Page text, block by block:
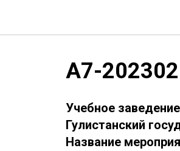
А7-
Учебное
Гулистанский
Название